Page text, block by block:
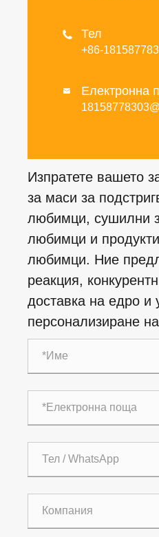
 Тел
+86-
 Електронна
Изпратете вашето
за маси за
любимци, сушилни
любимци и
любимци. Ние
реакция,
доставка на едро и
персонализиране